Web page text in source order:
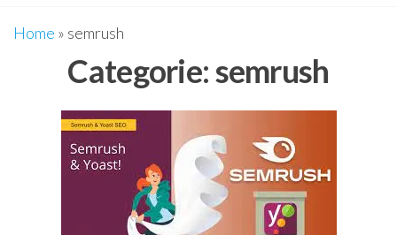
Home » semrush
Categorie:semrush